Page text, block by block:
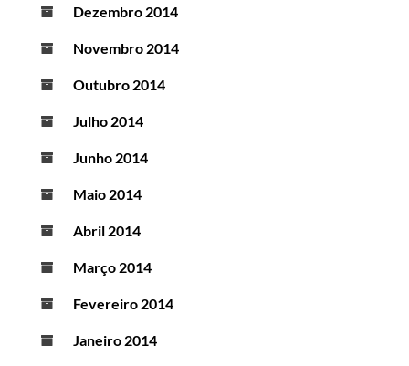
Dezembro 2014
Novembro 2014
Outubro 2014
Julho 2014
Junho 2014
Maio 2014
Abril 2014
Março 2014
Fevereiro 2014
Janeiro 2014